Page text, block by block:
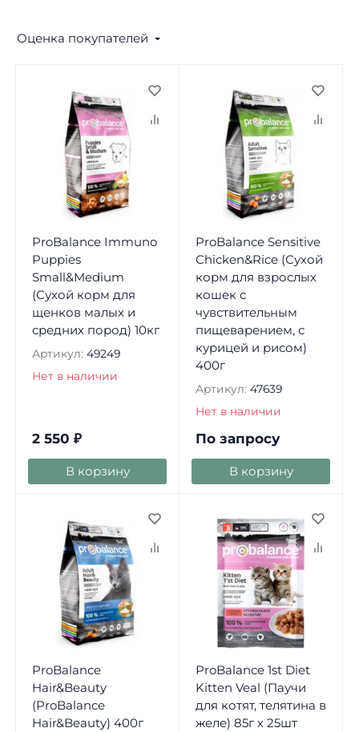
Оценка покупателей
ProBalance Immuno
Puppies
Small&Medium
(Сухой корм для
щенков малых и
средних пород) 10кг
Артикул: 49249
Нет в наличии
2 550 ₽
В корзину
ProBalance Sensitive
Chicken&Rice (Сухой
корм для взрослых
кошек с
чувствительным
пищеварением, с
курицей и рисом)
400г
Артикул: 47639
Нет в наличии
По запросу
В корзину
ProBalance
Hair&Beauty
(ProBalance
Hair&Beauty) 400г
ProBalance 1st Diet
Kitten Veal (Паучи
для котят, телятина в
желе) 85г х 25шт